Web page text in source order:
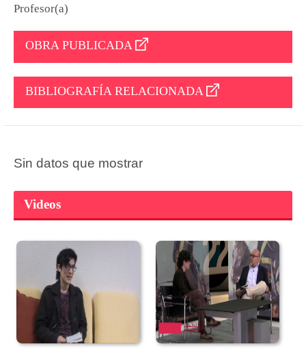
Profesor(a)
OBRA PUBLICADA
BIBLIOGRAFÍA RELACIONADA
Sin datos que mostrar
Videos